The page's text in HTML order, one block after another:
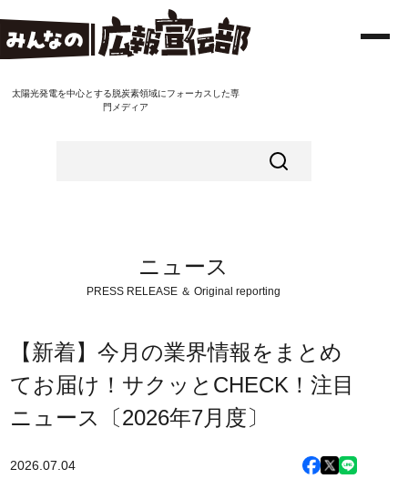
太陽光発電を中心とする脱炭素領域にフォーカスした専
門メディア
ニュース
PRESS RELEASE ＆ Original reporting
【新着】今月の業界情報をまとめ
てお届け！サクッとCHECK！注目
ニュース〔2026年7月度〕
2026.07.04